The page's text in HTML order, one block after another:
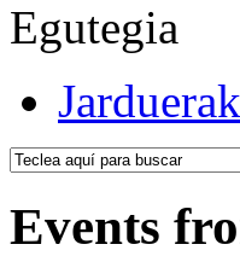
Egutegia
Events